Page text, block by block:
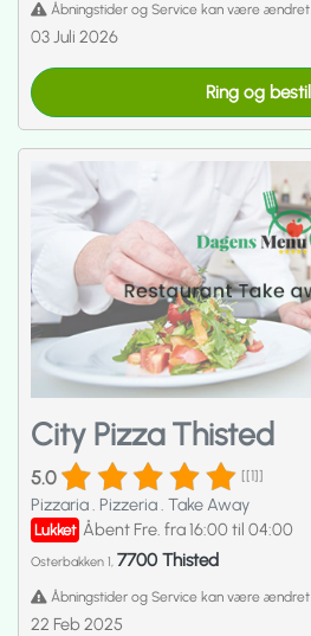
Åbningstider og Service kan være ændret
03 Juli 2026
Ring og bestil
City Pizza Thisted
5.0 [[1]]
Pizzaria. Pizzeria. Take Away
Lukket Åbent Fre. fra 16:00 til 04:00
Osterbakken 1, 7700 Thisted
Åbningstider og Service kan være ændret
22 Feb 2025